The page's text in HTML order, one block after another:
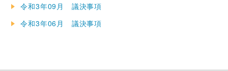
令和3年09月 議決事項
令和3年06月 議決事項